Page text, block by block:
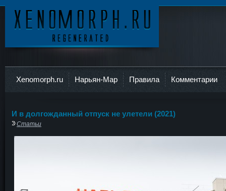
Xenomorph.ru Нарьян-Мар Правила Комментарии
И в долгожданный отпуск не улетели (2021)
Статьи